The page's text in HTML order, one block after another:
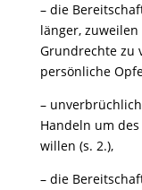
– die
länger,
Grundrechte zu
persönliche
–
Handeln um
willen (s. 2.),
– die